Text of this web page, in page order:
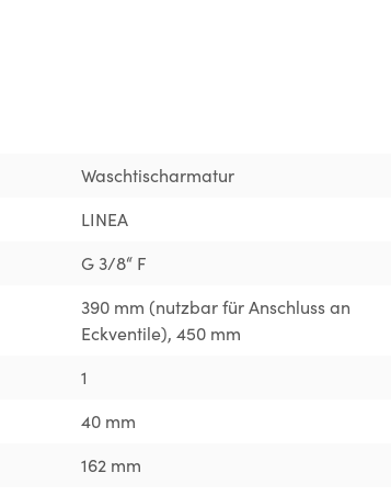
Waschtischarmatur
LINEA
G 3/8“ F
390 mm (nutzbar für Anschluss an
Eckventile), 450 mm
1
40 mm
162 mm